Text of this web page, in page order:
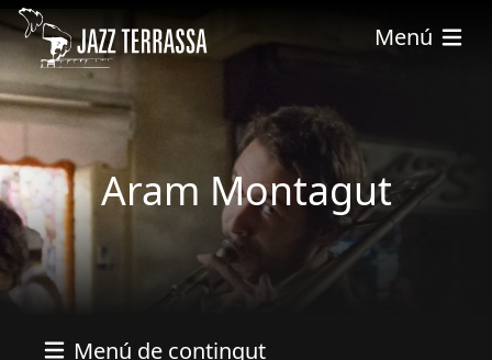
Vés al contingut
Menú
Aram Montagut
Menú de contingut